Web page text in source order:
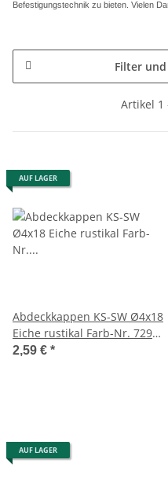
Befestigungstechnik zu bieten. Vielen
Filter
Artikel 1
AUF LAGER
Abdeckkappen KS-SW Ø4x18
Eiche rustikal Farb-Nr. 729
20 Stück
2,59 € *
AUF LAGER